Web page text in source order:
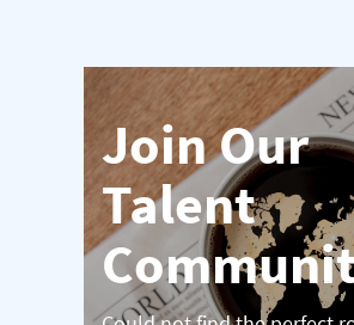
Join Our
Talent